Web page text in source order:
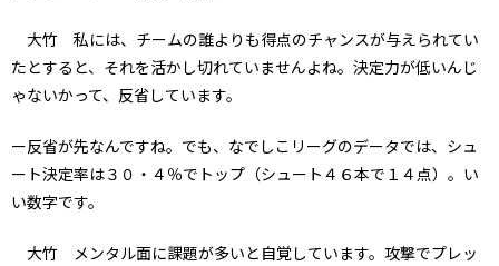
大竹 私には、チームの誰よりも得点のチャンスが与えられてい
たとすると、それを活かし切れていませんよね。決定力が低いんじ
ゃないかって、反省しています。
ー反省が先なんですね。でも、なでしこリーグのデータでは、シュ
ート決定率は３０・４％でトップ（シュート４６本で１４点）。い
い数字です。
大竹 メンタル面に課題が多いと自覚しています。攻撃でプレッ